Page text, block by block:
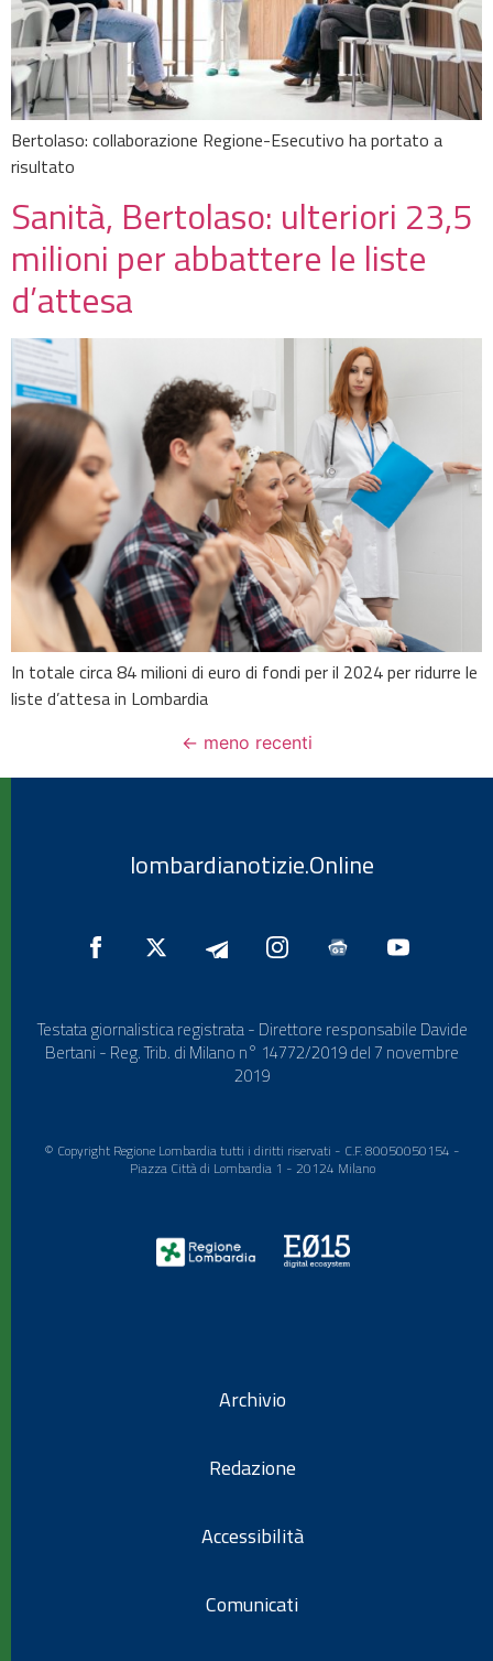
Bertolaso: collaborazione Regione-Esecutivo ha portato a
risultato
Sanità, Bertolaso: ulteriori 23,5
milioni per abbattere le liste
d’attesa
In totale circa 84 milioni di euro di fondi per il 2024 per ridurre le
liste d’attesa in Lombardia
← meno recenti
lombardianotizie.Online
Testata giornalistica registrata - Direttore responsabile Davide
Bertani - Reg. Trib. di Milano n° 14772/2019 del 7 novembre
2019
© Copyright Regione Lombardia tutti i diritti riservati - C.F. 80050050154 -
Piazza Città di Lombardia 1 - 20124 Milano
Archivio
Redazione
Accessibilità
Comunicati